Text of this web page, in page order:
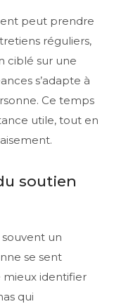
peut prendre
réguliers,
ciblé sur une
s’adapte à
Ce temps
utile, tout en
soutien
un
se sent
identifier
qui